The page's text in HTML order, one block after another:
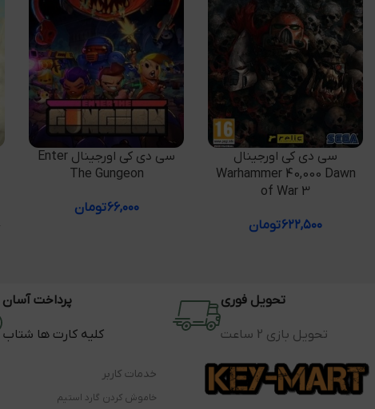
افزودن به سبد خرید
سی دی کی اورجینال
Warhammer 40,000 Dawn
of War 3
۶۲۲,۵۰۰تومان
افزودن به سبد خرید
سی دی کی اورجینال Enter
The Gungeon
۶۶,۰۰۰تومان
تحویل فوری
تحویل بازی 2 ساعت
پرداخت آسان
کلیه کارت ها شتاب
خدمات کاربر
خاموش کردن گارد استیم